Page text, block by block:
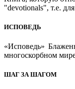
"devotionals", т.е.
ИСПОВЕДЬ
«Исповедь»
многоскорбном
ШАГ ЗА ШАГОМ